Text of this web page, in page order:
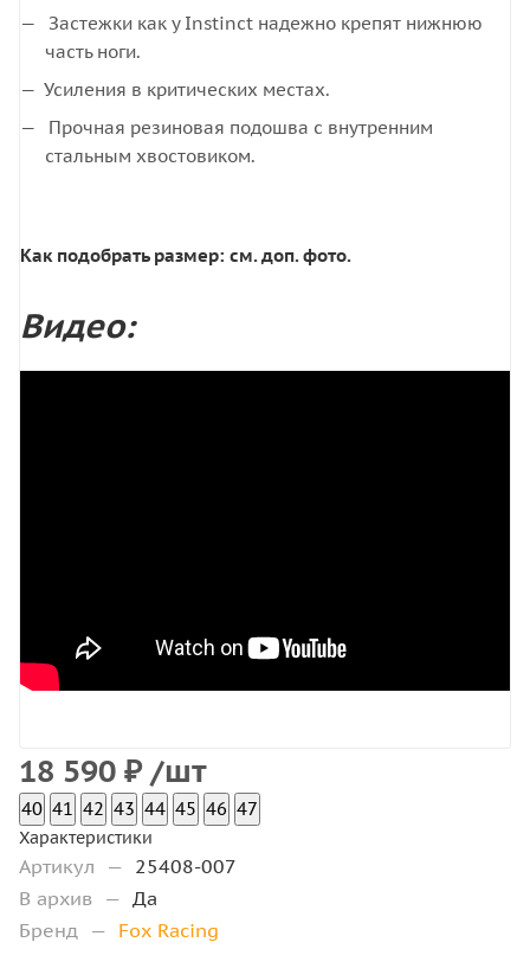
Застежки как у Instinct надежно крепят нижнюю
часть ноги.
Усиления в критических местах.
Прочная резиновая подошва с внутренним
стальным хвостовиком.
Как подобрать размер: см. доп. фото.
Видео:
18 590 ₽ /шт
40 41 42 43 44 45 46 47
Характеристики
Артикул — 25408-007
В архив — Да
Бренд — Fox Racing